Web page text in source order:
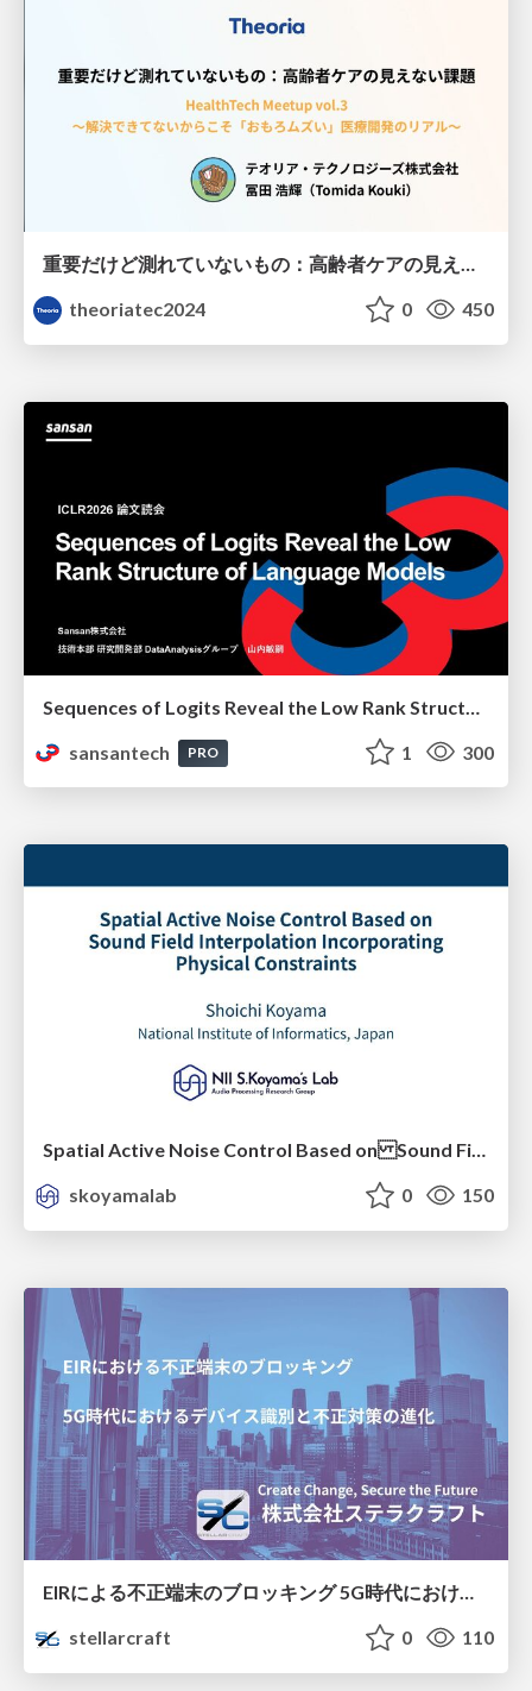
重要だけど測れていないもの：高齢者ケアの見えない課題
theoriatec2024
0 450
sansantech
PRO 1 300
Spatial Active Noise Control Based on Sound Field Interpolation Incorporating Physical Constraints
skoyamalab
0 150
EIRによる不正端末のブロッキング 5G時代におけるデバイス識別と不正対策の進化
stellarcraft
0 110